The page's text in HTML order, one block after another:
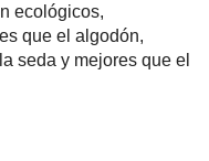
ecológicos,
que el algodón,
seda y mejores que el